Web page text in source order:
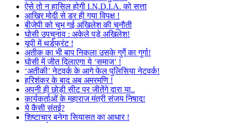
ऐसे तो न हासिल होगी I.N.D.I.A. को सत्ता
आखिर मोदी से डर ही गया विपक्ष !
बीजेपी को चुभ गई अखिलेश की चुनौती
घोसी उपचुनाव : अकेले पड़े अखिलेश!
यूपी में थर्डफ्रंट !
अतीक का भी बाप निकला उसके गुर्गे का गुर्गा!
घोसी में जीत दिलाएगा ये ‘समाज’ !
‘अतीकी’ नेटवर्क के आगे फेल पुलिसिया नेटवर्क!
हरिशंकर के बाद अब अमरमणि !
अपनी ही छोड़ी सीट पर जीतेंगे दारा या..
कार्यकर्ताओं के महाराज मंत्री संजय निषाद!
ये कैसी संतई?
शिष्टाचार बनेगा सियासत का आधार !